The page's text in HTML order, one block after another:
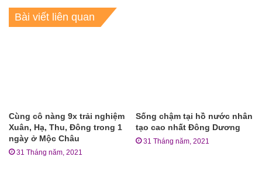
Bài viết liên quan
Cùng cô nàng 9x trải nghiệm
Xuân, Hạ, Thu, Đông trong 1
ngày ở Mộc Châu
31 Tháng năm, 2021
Sống chậm tại hồ nước nhân
tạo cao nhất Đông Dương
31 Tháng năm, 2021